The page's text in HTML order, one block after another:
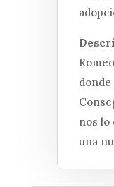
donde
nos lo
una